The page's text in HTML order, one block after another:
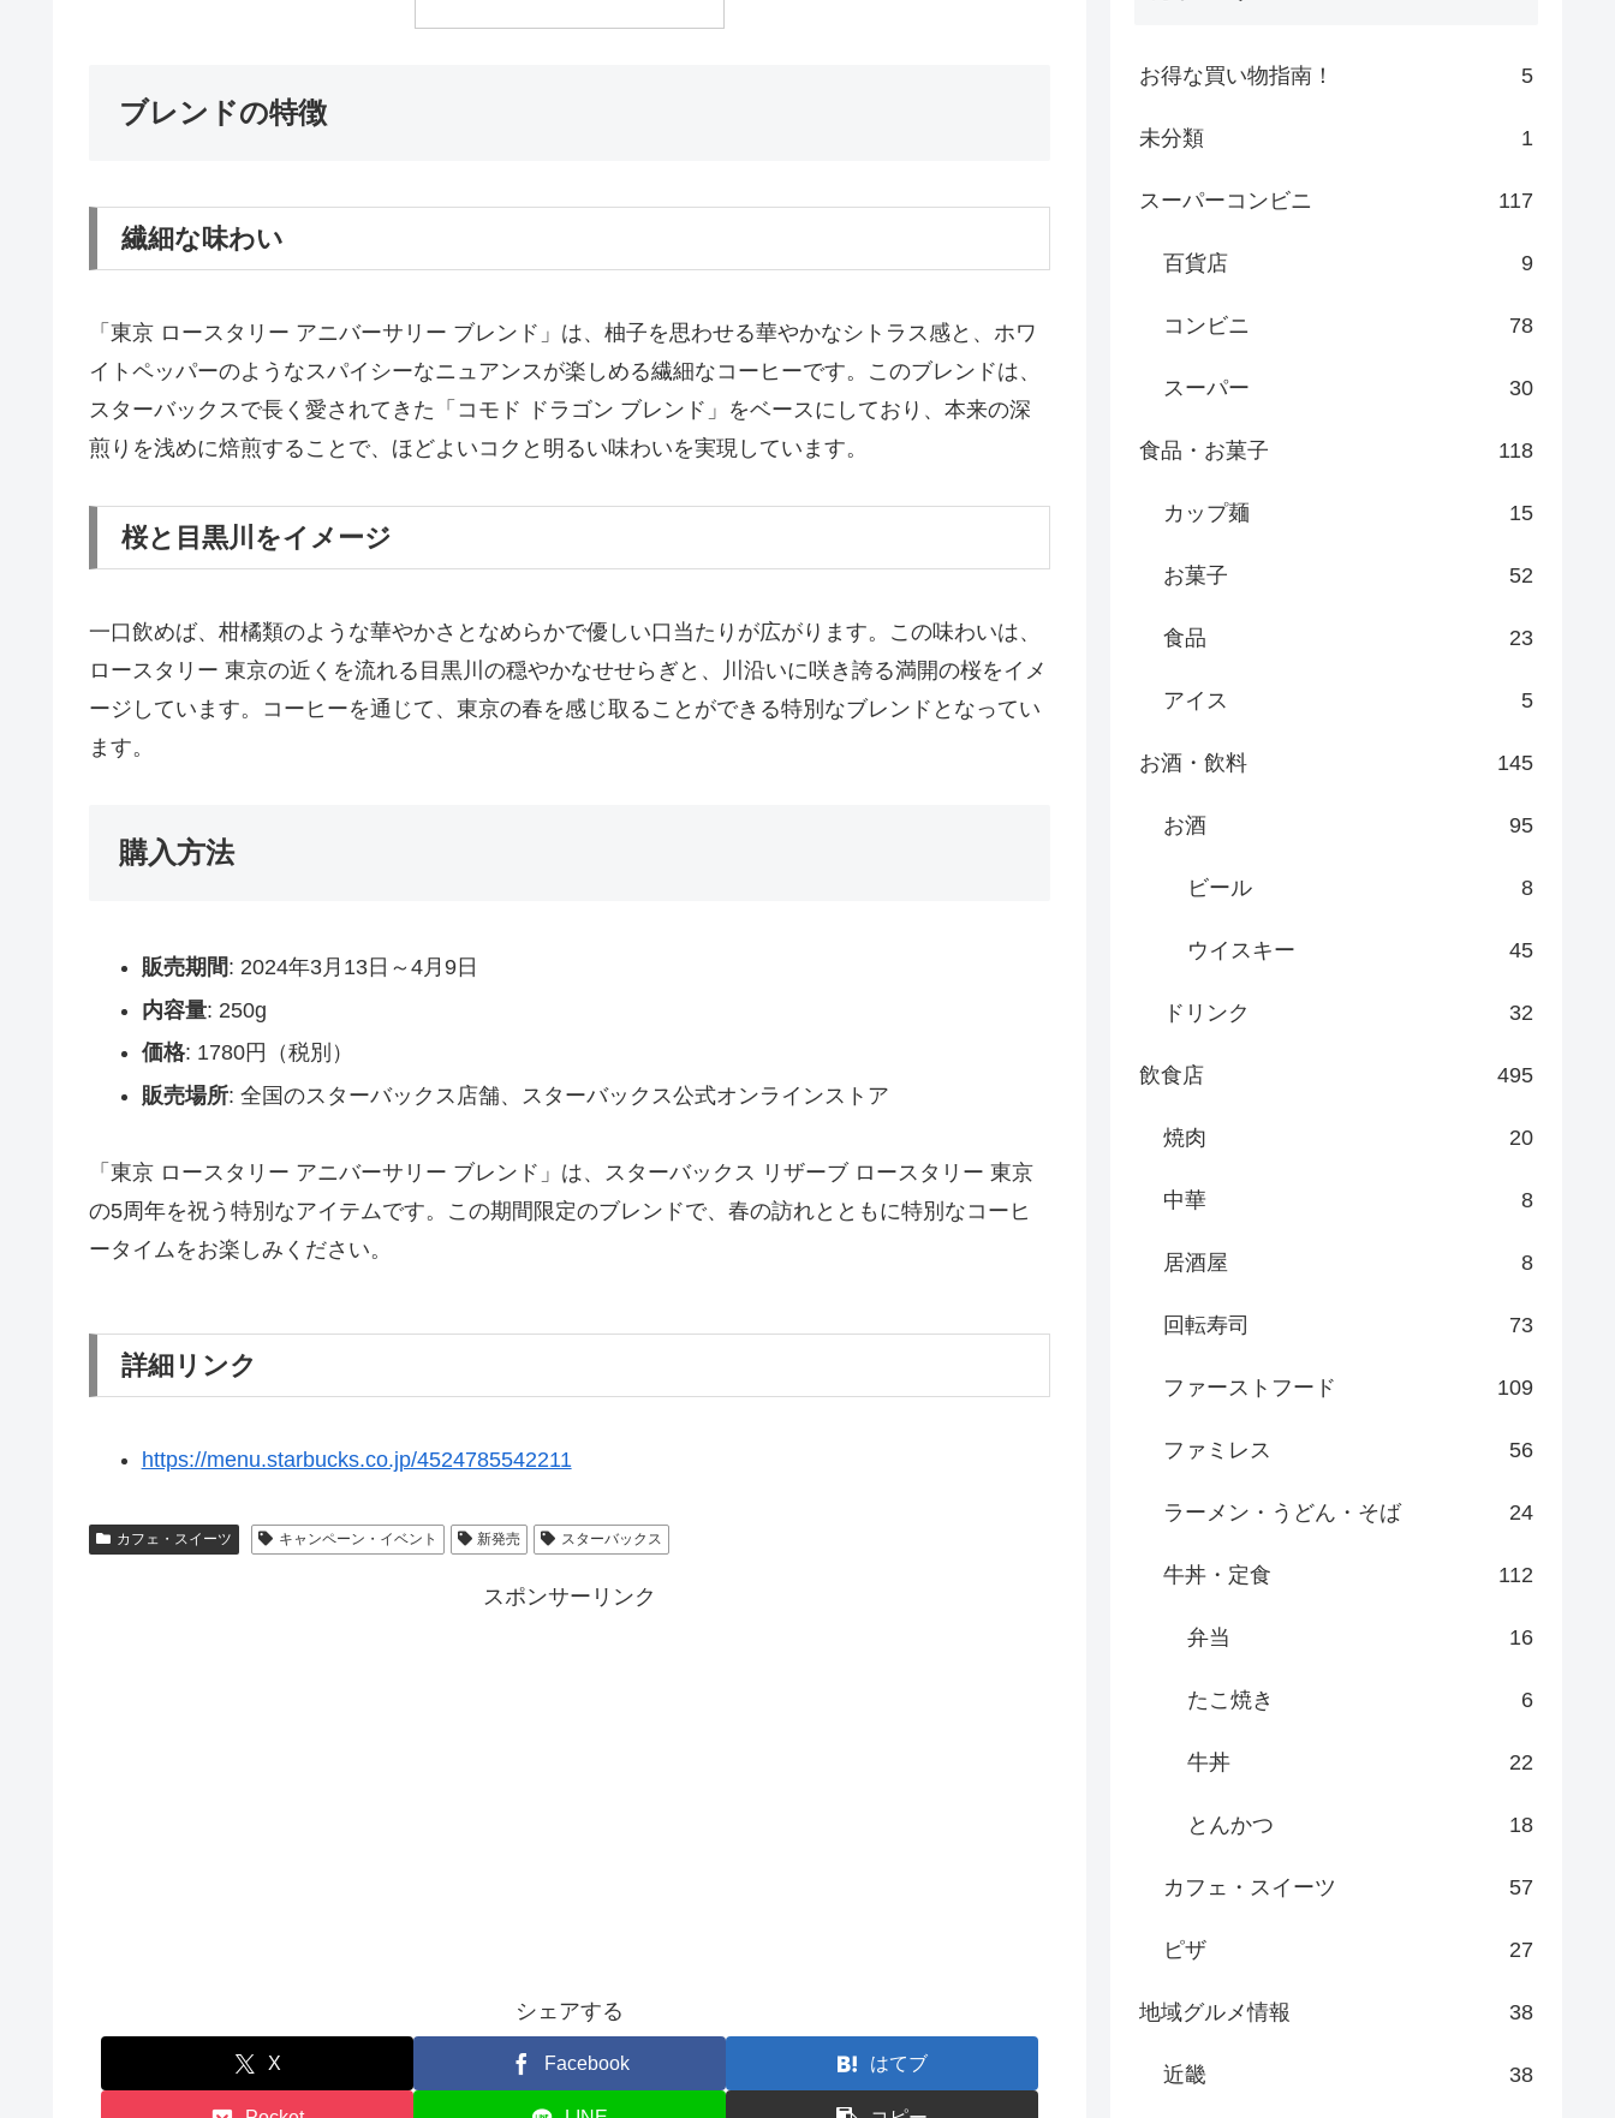
ブレンドの特徴
繊細な味わい
「東京 ロースタリー アニバーサリー ブレンド」は、柚子を思わせる華やかなシトラス感と、ホワ
イトペッパーのようなスパイシーなニュアンスが楽しめる繊細なコーヒーです。このブレンドは、
スターバックスで長く愛されてきた「コモド ドラゴン ブレンド」をベースにしており、本来の深
煎りを浅めに焙煎することで、ほどよいコクと明るい味わいを実現しています。
桜と目黒川をイメージ
一口飲めば、柑橘類のような華やかさとなめらかで優しい口当たりが広がります。この味わいは、
ロースタリー 東京の近くを流れる目黒川の穏やかなせせらぎと、川沿いに咲き誇る満開の桜をイメ
ージしています。コーヒーを通じて、東京の春を感じ取ることができる特別なブレンドとなってい
ます。
購入方法
販売期間: 2024年3月13日～4月9日
内容量: 250g
価格: 1780円（税別）
販売場所: 全国のスターバックス店舗、スターバックス公式オンラインストア
「東京 ロースタリー アニバーサリー ブレンド」は、スターバックス リザーブ ロースタリー 東京
の5周年を祝う特別なアイテムです。この期間限定のブレンドで、春の訪れとともに特別なコーヒ
ータイムをお楽しみください。
詳細リンク
https://menu.starbucks.co.jp/4524785542211
カフェ・スイーツ キャンペーン・イベント 新発売 スターバックス
スポンサーリンク
シェアする
X Facebook はてブ
お得な買い物指南！ 5
未分類 1
スーパーコンビニ 117
百貨店 9
コンビニ 78
スーパー 30
食品・お菓子 118
カップ麺 15
お菓子 52
食品 23
アイス 5
お酒・飲料 145
お酒 95
ビール 8
ウイスキー 45
ドリンク 32
飲食店 495
焼肉 20
中華 8
居酒屋 8
回転寿司 73
ファーストフード 109
ファミレス 56
ラーメン・うどん・そば 24
牛丼・定食 112
弁当 16
たこ焼き 6
牛丼 22
とんかつ 18
カフェ・スイーツ 57
ピザ 27
地域グルメ情報 38
近畿 38